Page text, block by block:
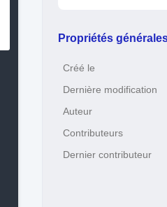
Propriétés
Créé le
Dernière modification
Auteur
Contributeurs
Dernier contributeur